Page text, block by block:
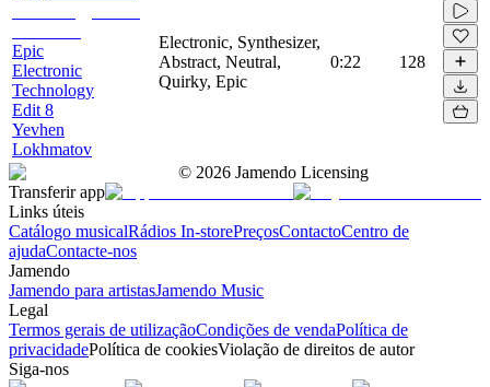
Epic
Electronic
Technology
Edit 8
Yevhen
Lokhmatov
Electronic, Synthesizer,
Abstract, Neutral,
Quirky, Epic
0:22 128
© 2026 Jamendo Licensing
Transferir app
Links úteis
Catálogo musicalRádios In-storePreçosContactoCentro de
ajudaContacte-nos
Jamendo
Jamendo para artistasJamendo Music
Legal
Termos gerais de utilizaçãoCondições de vendaPolítica de
privacidadePolítica de cookiesViolação de direitos de autor
Siga-nos